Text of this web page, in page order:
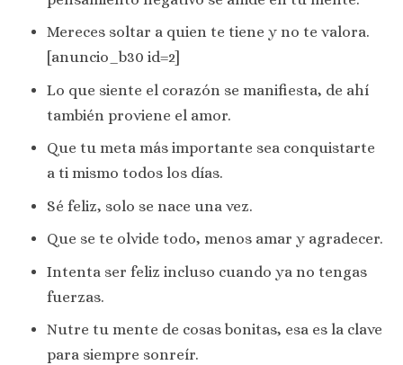
Mereces soltar a quien te tiene y no te valora.
[anuncio_b30 id=2]
Lo que siente el corazón se manifiesta, de ahí
también proviene el amor.
Que tu meta más importante sea conquistarte
a ti mismo todos los días.
Sé feliz, solo se nace una vez.
Que se te olvide todo, menos amar y agradecer.
Intenta ser feliz incluso cuando ya no tengas
fuerzas.
Nutre tu mente de cosas bonitas, esa es la clave
para siempre sonreír.